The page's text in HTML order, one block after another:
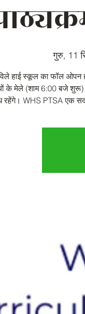
गुरु, 11
हाई स्कूल का फॉल ओपन
के मेले (शाम 6:00 बजे
रहेंगे। WHS PTSA एक